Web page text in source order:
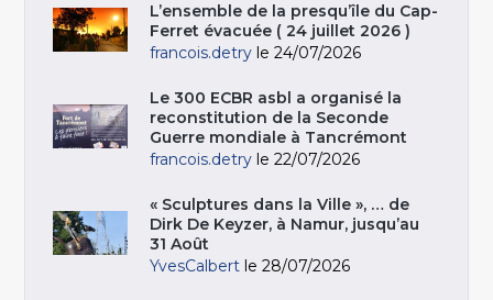
L’ensemble de la presqu’île du Cap-
Ferret évacuée ( 24 juillet 2026 )
francois.detry le 24/07/2026
Le 300 ECBR asbl a organisé la
reconstitution de la Seconde
Guerre mondiale à Tancrémont
francois.detry le 22/07/2026
« Sculptures dans la Ville », … de
Dirk De Keyzer, à Namur, jusqu’au
31 Août
YvesCalbert le 28/07/2026